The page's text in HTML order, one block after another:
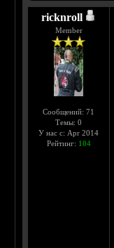
ricknroll
Member
Сообщений: 71
Темы: 0
У нас с: Apr 2014
Рейтинг: 104